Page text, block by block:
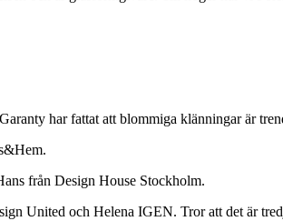
har fattat att blommiga klänningar är
från Design House Stockholm.
United och Helena IGEN. Tror att det är